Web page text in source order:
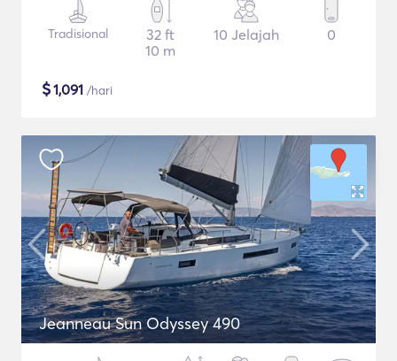
Tradisional
32 ft
10 m
10 Jelajah 0
$1,091 /hari
Jeanneau Sun Odyssey 490